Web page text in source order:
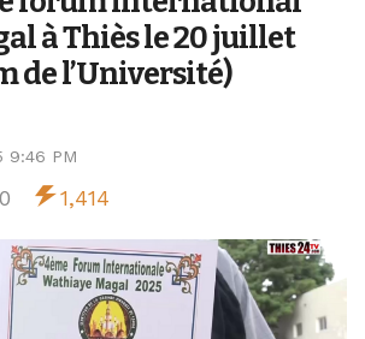
à Thiès le 20 juillet
de l’Université)
9:46 PM
0 1,414